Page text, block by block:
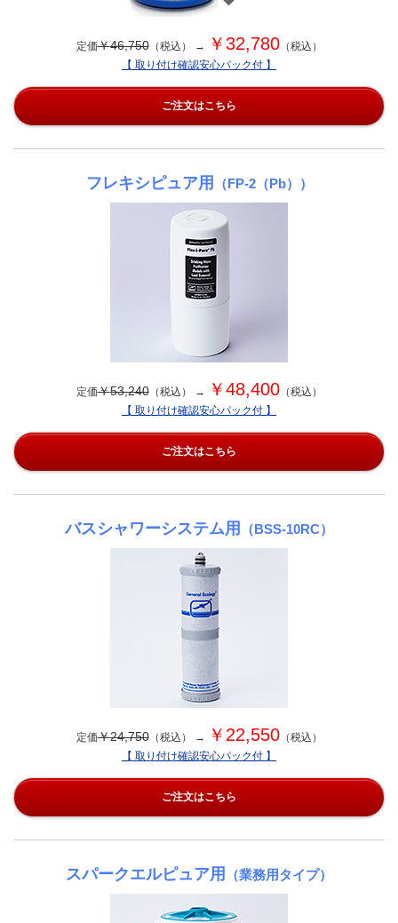
定価￥46,750（税込） → ￥32,780（税込）
【 取り付け確認安心パック付 】
ご注文はこちら
フレキシピュア用 （FP-2（Pb））
定価￥53,240（税込） → ￥48,400（税込）
【 取り付け確認安心パック付 】
ご注文はこちら
バスシャワーシステム用 （BSS-10RC）
定価￥24,750（税込） → ￥ 22,550（税込）
【 取り付け確認安心パック付 】
ご注文はこちら
スパークエルピュア用 （業務用タイプ）